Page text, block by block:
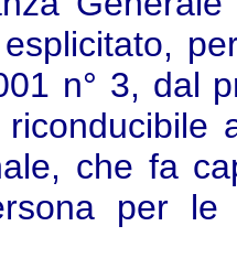
n° 3, dal
che fa
per